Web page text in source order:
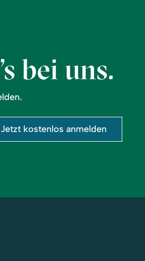
bei uns.
Jetzt kostenlos anmelden